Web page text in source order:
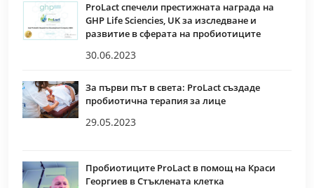
ProLact спечели престижната награда на
GHP Life Sciencies, UK за изследване и
развитие в сферата на пробиотиците
30.06.2023
За първи път в света: ProLact създаде
пробиотична терапия за лице
29.05.2023
Пробиотиците ProLact в помощ на Краси
Георгиев в Стъклената клетка